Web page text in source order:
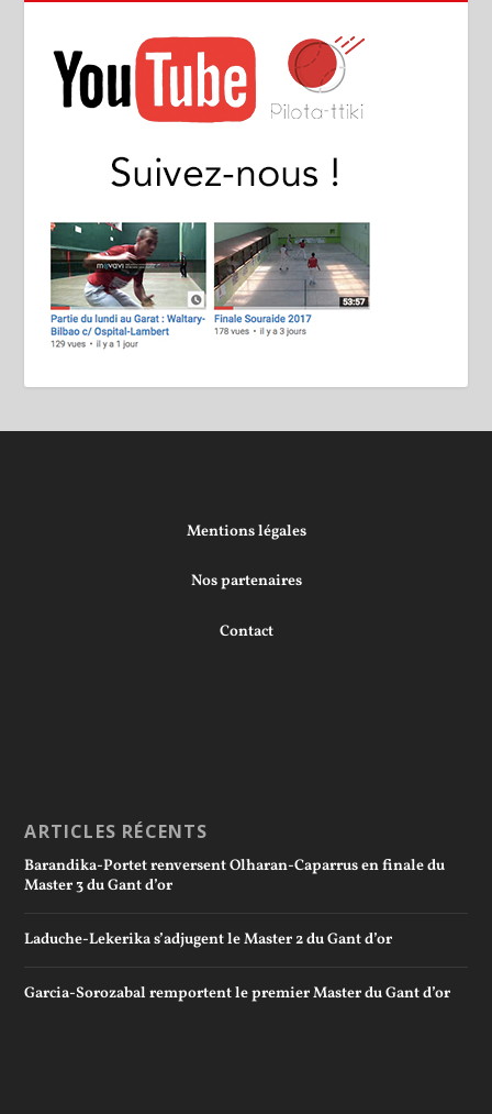
Mentions légales
Nos partenaires
Contact
ARTICLES RÉCENTS
Barandika-Portet renversent Olharan-Caparrus en finale du
Master 3 du Gant d’or
Laduche-Lekerika s’adjugent le Master 2 du Gant d’or
Garcia-Sorozabal remportent le premier Master du Gant d’or